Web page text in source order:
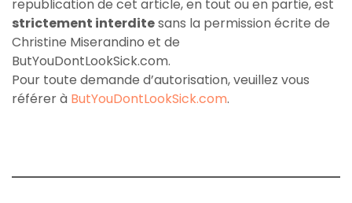
republication de cet article, en tout ou en partie, est
strictement interditesans la permission écrite de
Christine Miserandino et de
ButYouDontLookSick.com.
Pour toute demande d’autorisation, veuillez vous
référer à ButYouDontLookSick.com.